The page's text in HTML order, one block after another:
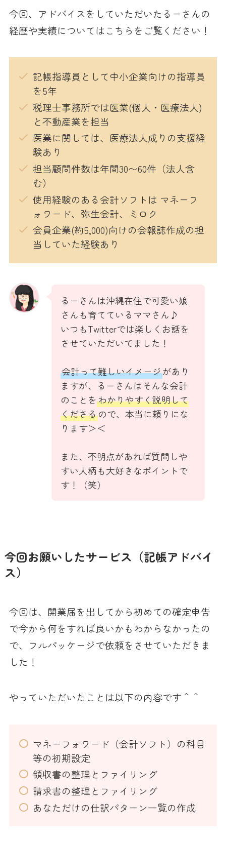
今回、アドバイスをしていただいたるーさんの
経歴や実績についてはこちらをご覧ください！
記帳指導員として中小企業向けの指導員
を5年
税理士事務所では医業(個人・医療法人)
と不動産業を担当
医業に関しては、医療法人成りの支援経
験あり
担当顧問件数は年間30〜60件（法人含
む）
使用経験のある会計ソフトは マネーフ
ォワード、弥生会計、ミロク
会員企業(約5,000)向けの会報誌作成の担
当していた経験あり
るーさんは沖縄在住で可愛い娘
さんも育てているママさん♪
いつもTwitterでは楽しくお話を
させていただいてました！
会計って難しいイメージがあり
ますが、るーさんはそんな会計
のことをわかりやすく説明して
くださるので、本当に頼りにな
ります＞＜
また、不明点があれば質問しや
すい人柄も大好きなポイントで
す！（笑）
今回お願いしたサービス（記帳アドバイ
ス）
今回は、開業届を出してから初めての確定申告
で今から何をすれば良いかもわからなかったの
で、フルパッケージで依頼をさせていただきま
した！
やっていただいたことは以下の内容です＾＾
マネーフォワード（会計ソフト）の科目
等の初期設定
領収書の整理とファイリング
請求書の整理とファイリング
あなただけの仕訳パターン一覧の作成